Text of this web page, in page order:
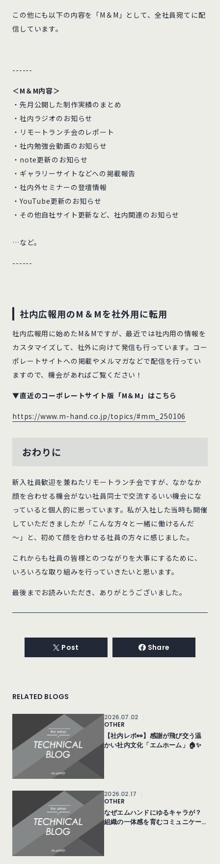
この他にも以下の内容を「M＆M」として、全社員宛てに配
信しています。
------
＜M＆M内容＞
・先月公開した制作実績のまとめ
・社内ラジオのお知らせ
・リモートランチ会のレポート
・社内勉強会動画のお知らせ
・note更新のお知らせ
・ギャラリーサイトなどへの掲載報告
・社内外セミナーの登壇情報
・YouTube更新のお知らせ
・その他自社サイト更新など、社内関連のお知らせ
…など。
------
社内広報用のM＆Mを社外用に転用
社内広報用に始めたM＆Mですが、最近では社内用の情報を
カスタマイズして、社外に向けて発信も行っています。コー
ポレートサイトへの掲載やメルマガなどで配信を行ってい
ますので、機会があればご覧ください！
▼直近のコーポレートサイト版「M＆M」はこちら
https://www.m-hand.co.jp/topics/#mm_250106
おわりに
新入社員歓迎を兼ねたリモートランチ会ですが、なかなか
顔を合わせる機会がない社員同士で交流するいい機会にな
っていると個人的に思っています。私が入社した当時も開催
していただきましたが「こんな方々と一緒に働けるんだ
～」と、初めて顔を合わせる社員の方々に感じました。
これからも社員の皆様とのつながりを大事にするために、
いろいろな取り組みを行っていきたいと思います。
最後までお読みいただき、ありがとうございました。
Post Share
RELATED BLOGS
2026.07.02
OTHER
【社内レポ👀】感謝が飛び交う温
かい社内文化「エムホーム」🏠✨
2026.02.17
OTHER
なぜエムハンドにゆるキャラが？
組織の一体感を育むコミュニケー